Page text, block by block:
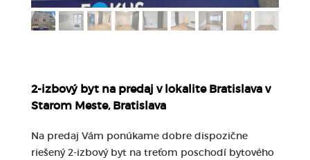
2-izbový byt na predaj v lokalite Bratislava v
Starom Meste, Bratislava
Na predaj Vám ponúkame dobre dispozične
riešený 2-izbový byt na treťom poschodí bytového